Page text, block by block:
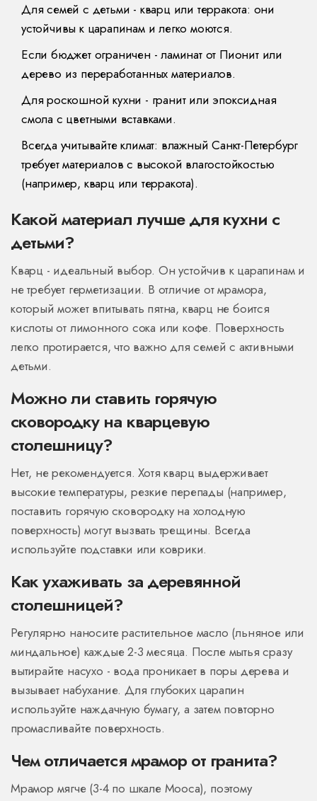
Для семей с детьми - кварц или терракота: они
устойчивы к царапинам и легко моются.
Если бюджет ограничен - ламинат от Пионит или
дерево из переработанных материалов.
Для роскошной кухни - гранит или эпоксидная
смола с цветными вставками.
Всегда учитывайте климат: влажный Санкт-Петербург
требует материалов с высокой влагостойкостью
(например, кварц или терракота).
Какой материал лучше для кухни с
детьми?
Кварц - идеальный выбор. Он устойчив к царапинам и
не требует герметизации. В отличие от мрамора,
который может впитывать пятна, кварц не боится
кислоты от лимонного сока или кофе. Поверхность
легко протирается, что важно для семей с активными
детьми.
Можно ли ставить горячую
сковородку на кварцевую
столешницу?
Нет, не рекомендуется. Хотя кварц выдерживает
высокие температуры, резкие перепады (например,
поставить горячую сковородку на холодную
поверхность) могут вызвать трещины. Всегда
используйте подставки или коврики.
Как ухаживать за деревянной
столешницей?
Регулярно наносите растительное масло (льняное или
миндальное) каждые 2-3 месяца. После мытья сразу
вытирайте насухо - вода проникает в поры дерева и
вызывает набухание. Для глубоких царапин
используйте наждачную бумагу, а затем повторно
промасливайте поверхность.
Чем отличается мрамор от гранита?
Мрамор мягче (3-4 по шкале Мооса), поэтому